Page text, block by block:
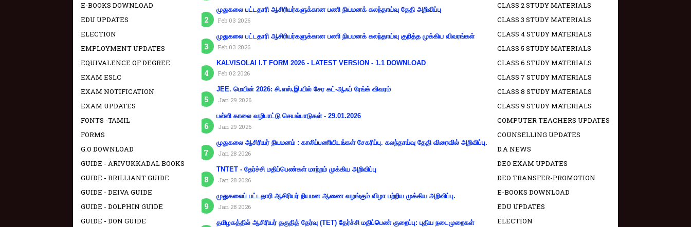
முதுகலை பட்டதாரி ஆசிரியர்களுக்கான பணி நியமனக் கலந்தாய்வு தேதி அறிவிப்பு
Feb 03 2026
முதுகலை பட்டதாரி ஆசிரியர்களுக்கான பணி நியமனக் கலந்தாய்வு குறித்த முக்கிய விவரங்கள்
Feb 03 2026
KALVISOLAI I.T FORM 2026 - LATEST VERSION - 1.1 DOWNLOAD
Feb 02 2026
JEE. மெயின் 2026: சி.எஸ்.இ.யில் சேர கட்-ஆஃப் ரேங்க் விவரம்
Jan 29 2026
பள்ளி காலை வழிபாட்டு செயல்பாடுகள் - 29.01.2026
Jan 29 2026
முதுகலை ஆசிரியர் நியமனம் : காலிப்பணியிடங்கள் சேகரிப்பு. கலந்தாய்வு தேதி விரைவில் அறிவிப்பு.
Jan 28 2026
TNTET - தேர்ச்சி மதிப்பெண்கள் மாற்றம் முக்கிய அறிவிப்பு
Jan 28 2026
முதுகலைப் பட்டதாரி ஆசிரியர் நியமன ஆணை வழங்கும் விழா பற்றிய முக்கிய அறிவிப்பு.
Jan 28 2026
தமிழகத்தில் ஆசிரியர் தகுதித் தேர்வு (TET) தேர்ச்சி மதிப்பெண் குறைப்பு: புதிய நடைமுறைகள்
E-BOOKS DOWNLOAD
EDU UPDATES
ELECTION
EMPLOYMENT UPDATES
EQUIVALENCE OF DEGREE
EXAM ESLC
EXAM NOTIFICATION
EXAM UPDATES
FONTS -TAMIL
FORMS
G.O DOWNLOAD
GUIDE - ARIVUKKADAL BOOKS
GUIDE - BRILLIANT GUIDE
GUIDE - DEIVA GUIDE
GUIDE - DOLPHIN GUIDE
GUIDE - DON GUIDE
CLASS 2 STUDY MATERIALS
CLASS 3 STUDY MATERIALS
CLASS 4 STUDY MATERIALS
CLASS 5 STUDY MATERIALS
CLASS 6 STUDY MATERIALS
CLASS 7 STUDY MATERIALS
CLASS 8 STUDY MATERIALS
CLASS 9 STUDY MATERIALS
COMPUTER TEACHERS UPDATES
COUNSELLING UPDATES
D.A NEWS
DEO EXAM UPDATES
DEO TRANSFER-PROMOTION
E-BOOKS DOWNLOAD
EDU UPDATES
ELECTION